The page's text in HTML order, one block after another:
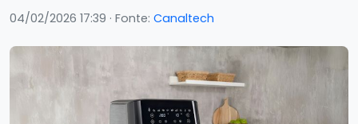
04/02/2026 17:39 · Fonte: Canaltech